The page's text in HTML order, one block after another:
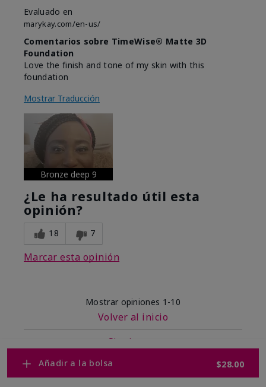
Añadir a la bolsa $28.00
Evaluado en
marykay.com/en-us/
Comentarios sobre TimeWise® Matte 3D
Foundation
Love the finish and tone of my skin with this
foundation
Mostrar Traducción
Bronze deep 9
¿Le ha resultado útil esta
opinión?
18 7
Marcar esta opinión
Mostrar opiniones 1-10
Volver al inicio
Siguiente